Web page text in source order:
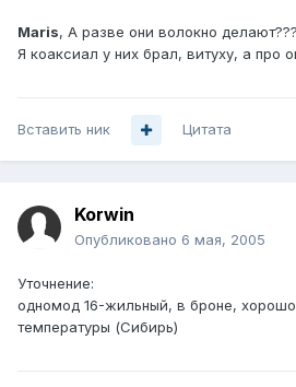
Maris, А разве они волокно делают???
Я коаксиал у них брал, витуху, а про
Вставить ник Цитата
Korwin
Опубликовано 6 мая, 2005
Уточнение:
одномод 16-жильный, в броне,
температуры (Сибирь)